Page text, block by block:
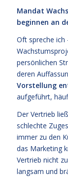
Mandat
beginnen an
Oft spreche
persönlichen
deren
Vorstellung
aufgeführt,
Der Vertrieb
schlechte
immer zu den
das Marketing
Vertrieb nicht
langsam und